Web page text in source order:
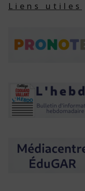
Liens utiles